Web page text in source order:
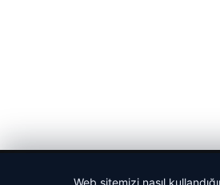
Web sitemizi nasıl